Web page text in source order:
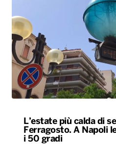
L’estate più calda di
Ferragosto. A Napoli
i 50 gradi